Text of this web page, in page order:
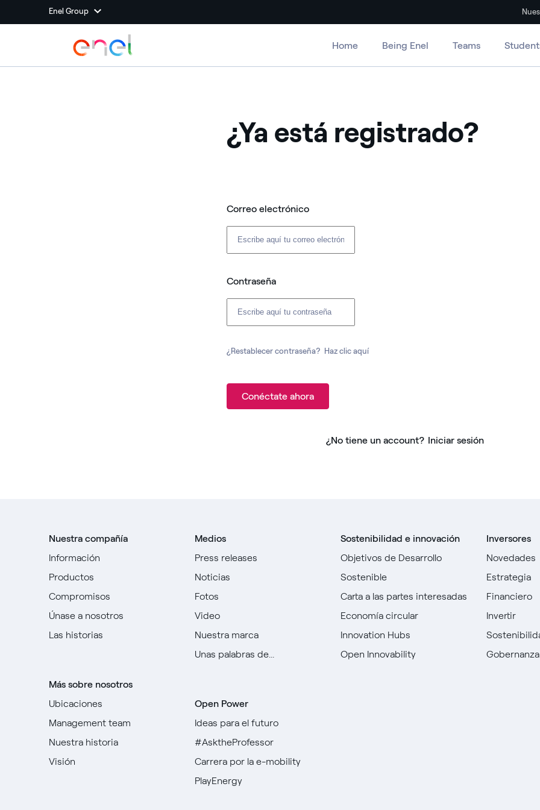
Enel Group
Home Being Enel Teams
¿Ya está registrado?
Correo electrónico
Contraseña
¿Restablecer contraseña? Haz clic aquí
Conéctate ahora
¿No tiene un account? Iniciar sesión
Nuestra compañía
Información
Productos
Compromisos
Únase a nosotros
Las historias
Más sobre nosotros
Ubicaciones
Management team
Nuestra historia
Visión
Medios
Press releases
Noticias
Fotos
Video
Nuestra marca
Unas palabras de...
Open Power
Ideas para el futuro
#AsktheProfessor
Carrera por la e-mobility
PlayEnergy
Sostenibilidad e innovación
Objetivos de Desarrollo
Sostenible
Carta a las partes interesadas
Economía circular
Innovation Hubs
Open Innovability
Inversores
Novedades
Estrategia
Financiero
Invertir
Gobernanza